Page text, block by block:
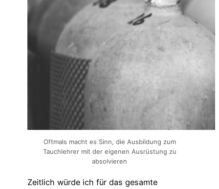
Oftmals macht es Sinn, die Ausbildung zum
Tauchlehrer mit der eigenen Ausrüstung zu
absolvieren
Zeitlich würde ich für das gesamte